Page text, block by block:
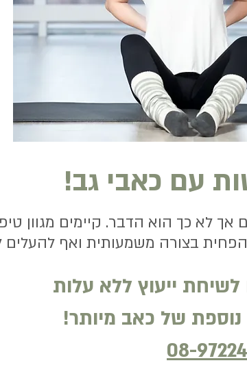
עם כאבי גב!
לא כך הוא הדבר. קיימים מגוון
בצורה משמעותית ואף להעלים
ייעוץ ללא עלות
של כאב מיותר!
08-